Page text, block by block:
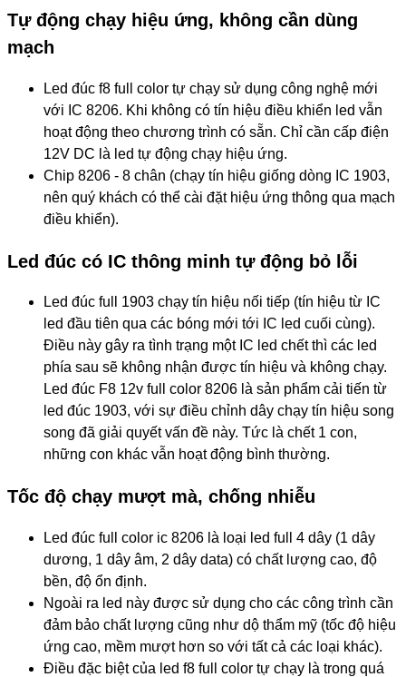
Tự động chạy hiệu ứng, không cần dùng
mạch
Led đúc f8 full color tự chạy sử dụng công nghệ mới
với IC 8206. Khi không có tín hiệu điều khiển led vẫn
hoạt động theo chương trình có sẵn. Chỉ cần cấp điện
12V DC là led tự động chạy hiệu ứng.
Chip 8206 - 8 chân (chạy tín hiệu giống dòng IC 1903,
nên quý khách có thể cài đặt hiệu ứng thông qua mạch
điều khiển).
Led đúc có IC thông minh tự động bỏ lỗi
Led đúc full 1903 chạy tín hiệu nối tiếp (tín hiệu từ IC
led đầu tiên qua các bóng mới tới IC led cuối cùng).
Điều này gây ra tình trạng một IC led chết thì các led
phía sau sẽ không nhận được tín hiệu và không chạy.
Led đúc F8 12v full color 8206 là sản phẩm cải tiến từ
led đúc 1903, với sự điều chỉnh dây chạy tín hiệu song
song đã giải quyết vấn đề này. Tức là chết 1 con,
những con khác vẫn hoạt động bình thường.
Tốc độ chạy mượt mà, chống nhiễu
Led đúc full color ic 8206 là loại led full 4 dây (1 dây
dương, 1 dây âm, 2 dây data) có chất lượng cao, độ
bền, độ ổn định.
Ngoài ra led này được sử dụng cho các công trình cần
đảm bảo chất lượng cũng như dộ thẩm mỹ (tốc độ hiệu
ứng cao, mềm mượt hơn so với tất cả các loại khác).
Điều đặc biệt của led f8 full color tự chạy là trong quá